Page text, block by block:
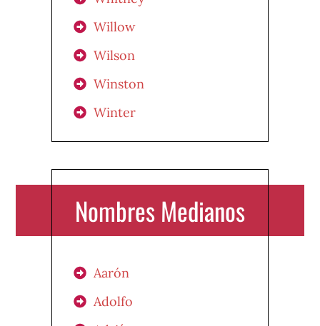
Willow
Wilson
Winston
Winter
Nombres Medianos
Aarón
Adolfo